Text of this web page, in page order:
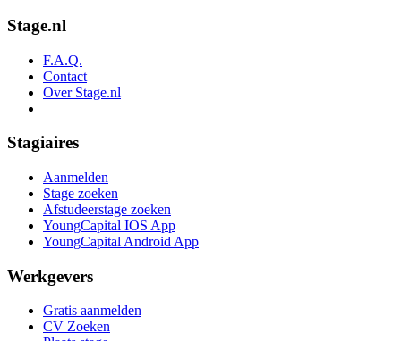
Stage.nl
F.A.Q.
Contact
Over Stage.nl
Stagiaires
Aanmelden
Stage zoeken
Afstudeerstage zoeken
YoungCapital IOS App
YoungCapital Android App
Werkgevers
Gratis aanmelden
CV Zoeken